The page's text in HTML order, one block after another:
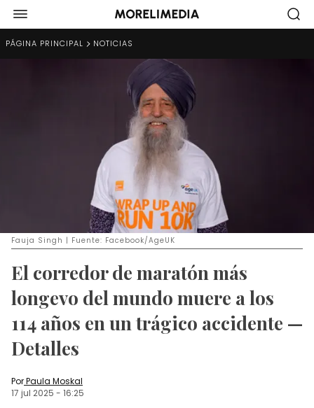
PÁGINA PRINCIPAL NOTICIAS
Fauja Singh | Fuente: Facebook/AgeUK
El corredor de maratón más
longevo del mundo muere a los
114 años en un trágico accidente —
Detalles
PorPaula Moskal
17 jul 2025 - 16:25